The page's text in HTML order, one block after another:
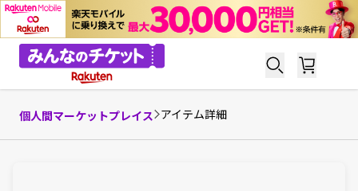
個人間マーケットプレイス アイテム詳細